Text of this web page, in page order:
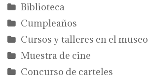
Biblioteca
Cumpleaños
Cursos y talleres en el museo
Muestra de cine
Concurso de carteles